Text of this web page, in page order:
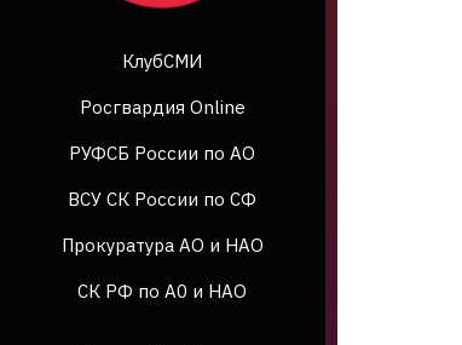
КлубСМИ
Росгвардия Online
РУФСБ России по АО
ВСУ СК России по СФ
Прокуратура АО и НАО
СК РФ по А0 и НАО